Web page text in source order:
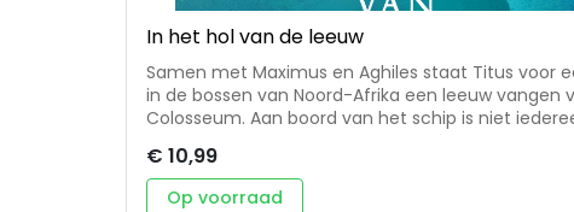
In het hol van de leeuw
Samen met Maximus en Aghiles staat Titus voor
in de bossen van Noord-Afrika een leeuw vangen
Colosseum. Aan boord van het schip is niet
moedig is, maar ook wie in staat is tot verraad ... * 2e deel in de serie 'In
de schaduw van Rome' * spannend avontuur in
€ 10,99
Op voorraad